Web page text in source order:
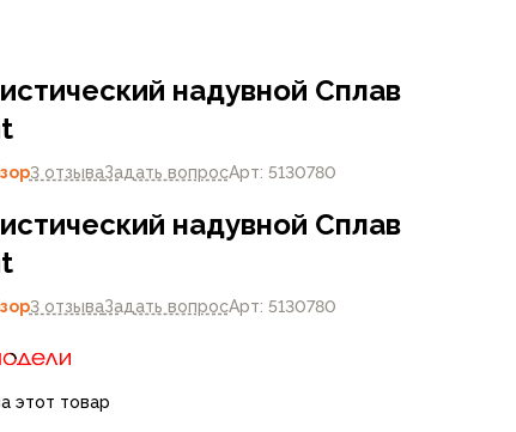
этот товар
надувной Сплав
3 отзываЗадать вопросАрт: 5130780
надувной Сплав
3 отзываЗадать вопросАрт: 5130780